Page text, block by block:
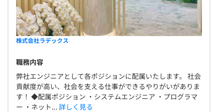
株式会社ラデックス
職務内容
弊社エンジニアとして各ポジションに配属いたします。 社会
貢献度が高い、社会を支える仕事ができるやりがいがありま
す！ ◆配属ポジション ・システムエンジニア ・プログラマ
ー ・ネット... 詳しく見る